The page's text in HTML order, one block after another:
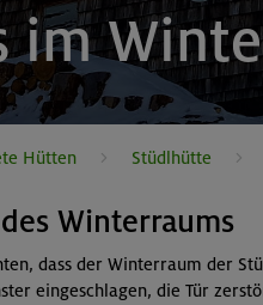
im
Hütten Stüdlhütte
Winterraums
dass der Winterraum der
eingeschlagen, die Tür